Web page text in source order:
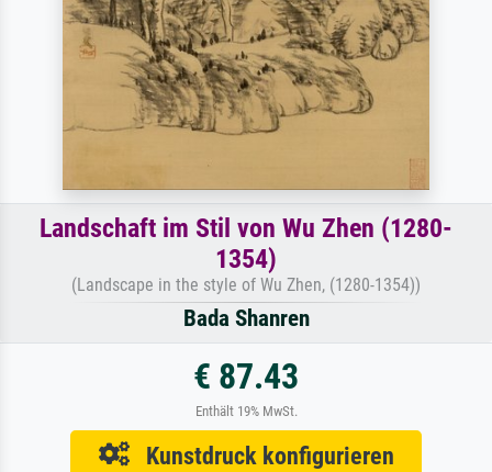
Landschaft im Stil von Wu Zhen (1280-
1354)
(Landscape in the style of Wu Zhen, (1280-1354))
Bada Shanren
€ 87.43
Enthält 19% MwSt.
Kunstdruck konfigurieren